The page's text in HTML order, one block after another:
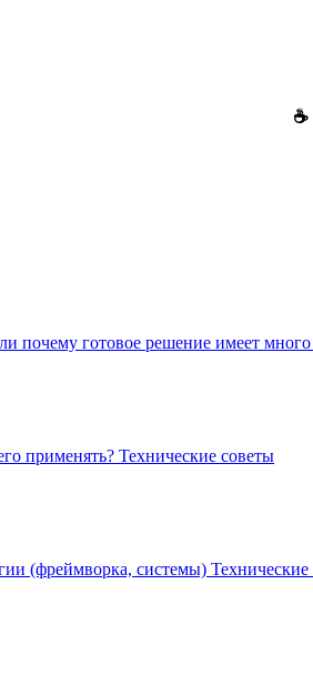
почему готовое решение имеет
применять? Технические советы
(фреймворка, системы) Технические